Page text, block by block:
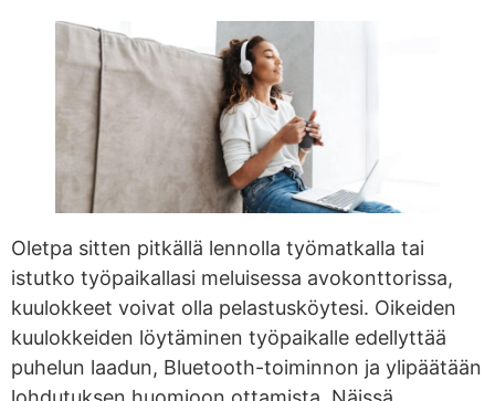
Oletpa sitten pitkällä lennolla työmatkalla tai
istutko työpaikallasi meluisessa avokonttorissa,
kuulokkeet voivat olla pelastusköytesi. Oikeiden
kuulokkeiden löytäminen työpaikalle edellyttää
puhelun laadun, Bluetooth-toiminnon ja ylipäätään